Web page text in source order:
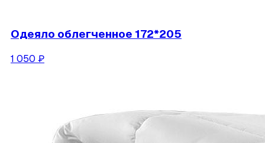
Одеяло облегченное 172*205
1 050 ₽